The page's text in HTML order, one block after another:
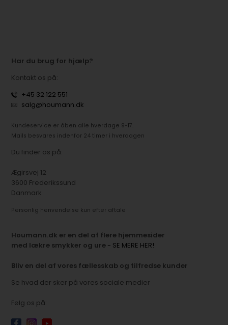
Har du brug for hjælp?
Kontakt os på:
+45 32 122 551
salg@houmann.dk
Kundeservice er åben alle hverdage 9-17.
Mails besvares indenfor 24 timer i hverdagen
Du finder os på:
Ægirsvej 12
3600 Frederikssund
Danmark
Personlig henvendelse kun efter aftale
Houmann.dk er en del af flere hjemmesider
med lækre smykker og ure - SE MERE HER!
Bliv en del af vores fællesskab og tilfredse kunder
Se hvad der sker på vores sociale medier
Følg os på: